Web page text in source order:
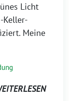
Licht
Keller-
Meine